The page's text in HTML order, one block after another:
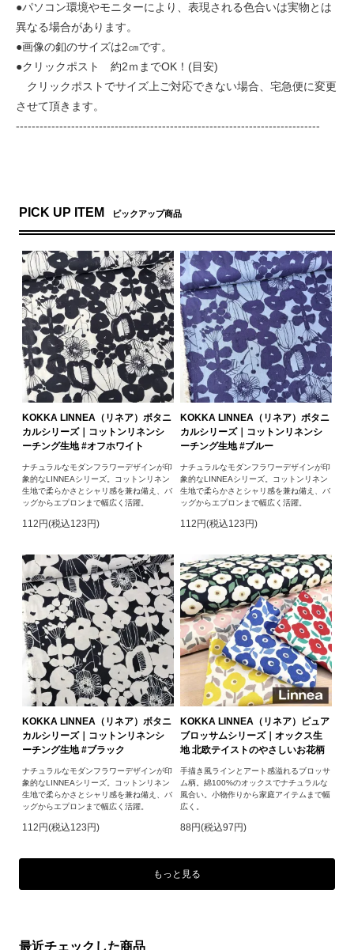
●パソコン環境やモニターにより、表現される色合いは実物とは
異なる場合があります。
●画像の釦のサイズは2㎝です。
●クリックポスト 約2ｍまでOK！(目安)
クリックポストでサイズ上ご対応できない場合、宅急便に変更
させて頂きます。
-----------------------------------------------------------------------------
PICK UP ITEM ピックアップ商品
KOKKA LINNEA（リネア）ボタニ
カルシリーズ｜コットンリネンシ
ーチング生地 #オフホワイト
ナチュラルなモダンフラワーデザインが印
象的なLINNEAシリーズ。コットンリネン
生地で柔らかさとシャリ感を兼ね備え、バ
ッグからエプロンまで幅広く活躍。
112円(税込123円)
KOKKA LINNEA（リネア）ボタニ
カルシリーズ｜コットンリネンシ
ーチング生地 #ブルー
ナチュラルなモダンフラワーデザインが印
象的なLINNEAシリーズ。コットンリネン
生地で柔らかさとシャリ感を兼ね備え、バ
ッグからエプロンまで幅広く活躍。
112円(税込123円)
KOKKA LINNEA（リネア）ボタニ
カルシリーズ｜コットンリネンシ
ーチング生地 #ブラック
ナチュラルなモダンフラワーデザインが印
象的なLINNEAシリーズ。コットンリネン
生地で柔らかさとシャリ感を兼ね備え、バ
ッグからエプロンまで幅広く活躍。
112円(税込123円)
KOKKA LINNEA（リネア）ピュア
ブロッサムシリーズ｜オックス生
地 北欧テイストのやさしいお花柄
手描き風ラインとアート感溢れるブロッサ
ム柄。綿100%のオックスでナチュラルな
風合い。小物作りから家庭アイテムまで幅
広く。
88円(税込97円)
もっと見る
最近チェックした商品